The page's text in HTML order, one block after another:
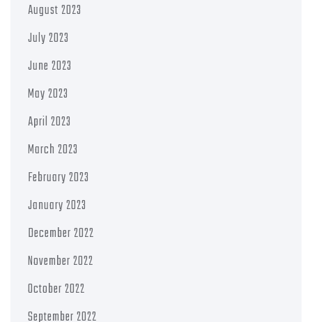
August 2023
July 2023
June 2023
May 2023
April 2023
March 2023
February 2023
January 2023
December 2022
November 2022
October 2022
September 2022